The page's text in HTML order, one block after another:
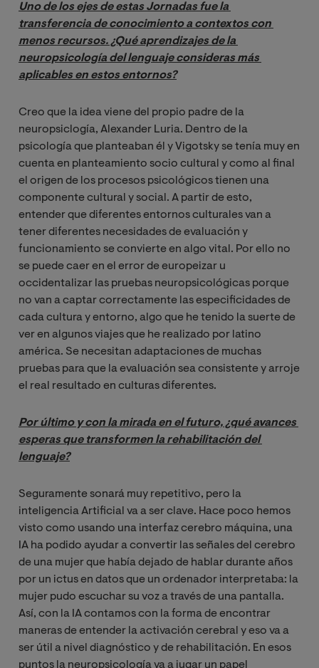
Uno de los ejes de estas Jornadas fue la
transferencia de conocimiento a contextos con
menos recursos. ¿Qué aprendizajes de la
neuropsicología del lenguaje consideras más
aplicables en estos entornos?
Creo que la idea viene del propio padre de la
neuropsiclogía, Alexander Luria. Dentro de la
psicología que planteaban él y Vigotsky se tenía muy en
cuenta en planteamiento socio cultural y como al final
el origen de los procesos psicológicos tienen una
componente cultural y social. A partir de esto,
entender que diferentes entornos culturales van a
tener diferentes necesidades de evaluación y
funcionamiento se convierte en algo vital. Por ello no
se puede caer en el error de europeizar u
occidentalizar las pruebas neuropsicológicas porque
no van a captar correctamente las especificidades de
cada cultura y entorno, algo que he tenido la suerte de
ver en algunos viajes que he realizado por latino
américa. Se necesitan adaptaciones de muchas
pruebas para que la evaluación sea consistente y arroje
el real resultado en culturas diferentes.
Por último y con la mirada en el futuro, ¿qué avances
esperas que transformen la rehabilitación del
lenguaje?
Seguramente sonará muy repetitivo, pero la
inteligencia Artificial va a ser clave. Hace poco hemos
visto como usando una interfaz cerebro máquina, una
IA ha podido ayudar a convertir las señales del cerebro
de una mujer que había dejado de hablar durante años
por un ictus en datos que un ordenador interpretaba: la
mujer pudo escuchar su voz a través de una pantalla.
Así, con la IA contamos con la forma de encontrar
maneras de entender la activación cerebral y eso va a
ser útil a nivel diagnóstico y de rehabilitación. En esos
puntos la neuropsicología va a jugar un papel